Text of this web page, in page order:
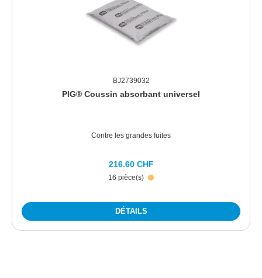
BJ2739032
PIG® Coussin absorbant universel
Contre les grandes fuites
16 pièce(s)
216.60 CHF
DÉTAILS